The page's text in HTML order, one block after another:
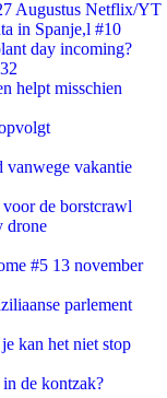
Augustus Netflix/YT
in Spanje,l #10
day incoming?
helpt misschien
vanwege vakantie
de borstcrawl
drone
#5 13 november
parlement
kan het niet stop
de kontzak?